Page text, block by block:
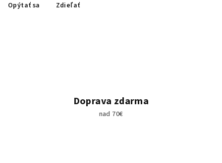
Opýtať sa Zdieľať
Doprava zdarma
nad 70€